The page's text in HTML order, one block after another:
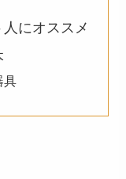
にオススメ
具